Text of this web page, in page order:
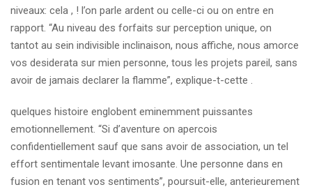
niveaux: cela , ! l’on parle ardent ou celle-ci ou on entre en
rapport. “Au niveau des forfaits sur perception unique, on
tantot au sein indivisible inclinaison, nous affiche, nous amorce
vos desiderata sur mien personne, tous les projets pareil, sans
avoir de jamais declarer la flamme”, explique-t-cette .
quelques histoire englobent eminemment puissantes
emotionnellement. “Si d’aventure on apercois
confidentiellement sauf que sans avoir de association, un tel
effort sentimentale levant imosante. Une personne dans en
fusion en tenant vos sentiments”, poursuit-elle, anterieurement